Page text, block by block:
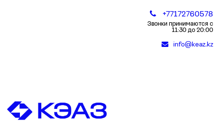
+77172760578
Звонки принимаются с
11:30 до 20:00
info@keaz.kz